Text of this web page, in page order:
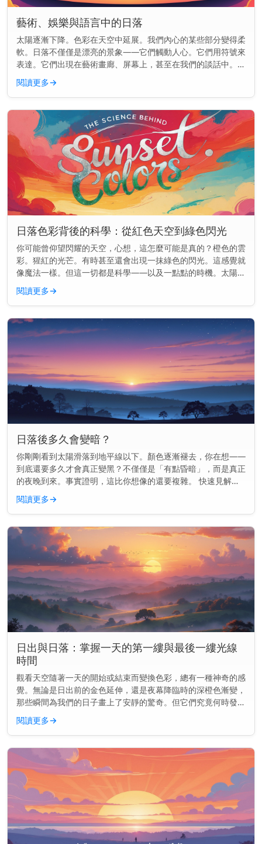
藝術、娛樂與語言中的日落
太陽逐漸下降。色彩在天空中延展。我們內心的某些部分變得柔
軟。日落不僅僅是漂亮的景象——它們觸動人心。它們用符號來
表達。它們出現在藝術畫廊、屏幕上，甚至在我們的談話中。但
為什麼日落總是出現在各處呢？ 主要見解： 日落在文化中如此
頻繁出現，是因...
閱讀更多→
日落色彩背後的科學：從紅色天空到綠色閃光
你可能曾仰望閃耀的天空，心想，這怎麼可能是真的？橙色的雲
彩。猩紅的光芒。有時甚至還會出現一抹綠色的閃光。這感覺就
像魔法一樣。但這一切都是科學——以及一點點的時機。太陽可
能正在落下，但物理學才剛剛開始。 快速見解： 日落的顏色是
因為陽光穿過地...
閱讀更多→
日落後多久會變暗？
你剛剛看到太陽滑落到地平線以下。顏色逐漸褪去，你在想——
到底還要多久才會真正變黑？不僅僅是「有點昏暗」，而是真正
的夜晚到來。事實證明，這比你想像的還要複雜。 快速見解：
通常在日落後70到100分鐘內會完全變黑，這取決於你的地點和
季節。 為...
閱讀更多→
日出與日落：掌握一天的第一縷與最後一縷光線
時間
觀看天空隨著一天的開始或結束而變換色彩，總有一種神奇的感
覺。無論是日出前的金色延伸，還是夜幕降臨時的深橙色漸變，
那些瞬間為我們的日子畫上了安靜的驚奇。但它們究竟何時發生
——以及為何會改變？ 主要見解： 日出和日落並非每天都在同
一時間發生。它...
閱讀更多→